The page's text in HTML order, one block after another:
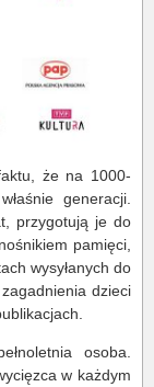
że na 1000-
generacji.
przygotują je do
pamięci,
wysyłanych do
dzieci
osoba.
w każdym